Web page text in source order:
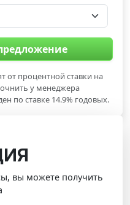
от процентной ставки на
у менеджера
по ставке 14.9% годовых.
вы можете получить